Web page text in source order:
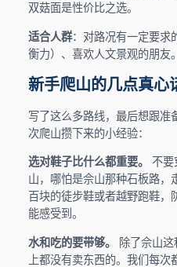
双菇面是性价比之选。
适合人群：对路况有一定要求
衡力）、喜欢人文景观的朋友。
新手爬山的几点真心
写了这么多路线，最后想跟准
次爬山攒下来的小经验：
选对鞋子比什么都重要。
不要
山，哪怕是佘山那种石板路，
百块的徒步鞋或者越野跑鞋，
能感受到。
水和吃的要带够。
除了佘山
上都没有卖东西的。我们每